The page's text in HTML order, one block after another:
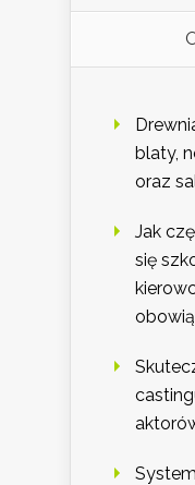
blaty,
oraz
Jak
się